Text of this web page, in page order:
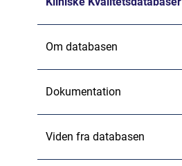
Om databasen
Dokumentation
Viden fra databasen